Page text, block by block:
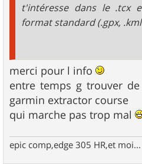
t'intéresse dans le .tcx
format standard (.gpx, .kml
merci pour l info
entre temps g trouver
garmin extractor course
qui marche pas trop mal
epic comp,edge 305 HR,et moi...